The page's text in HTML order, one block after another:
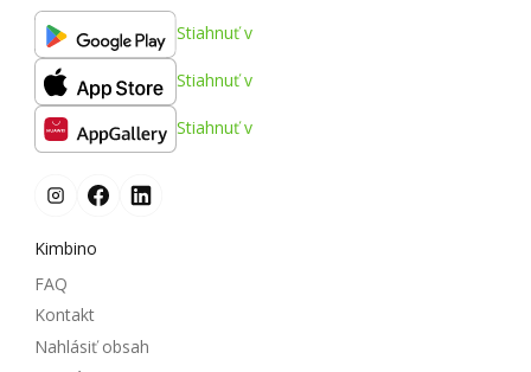
Stiahnuť v
Stiahnuť v
Stiahnuť v
Kimbino
FAQ
Kontakt
Nahlásiť obsah